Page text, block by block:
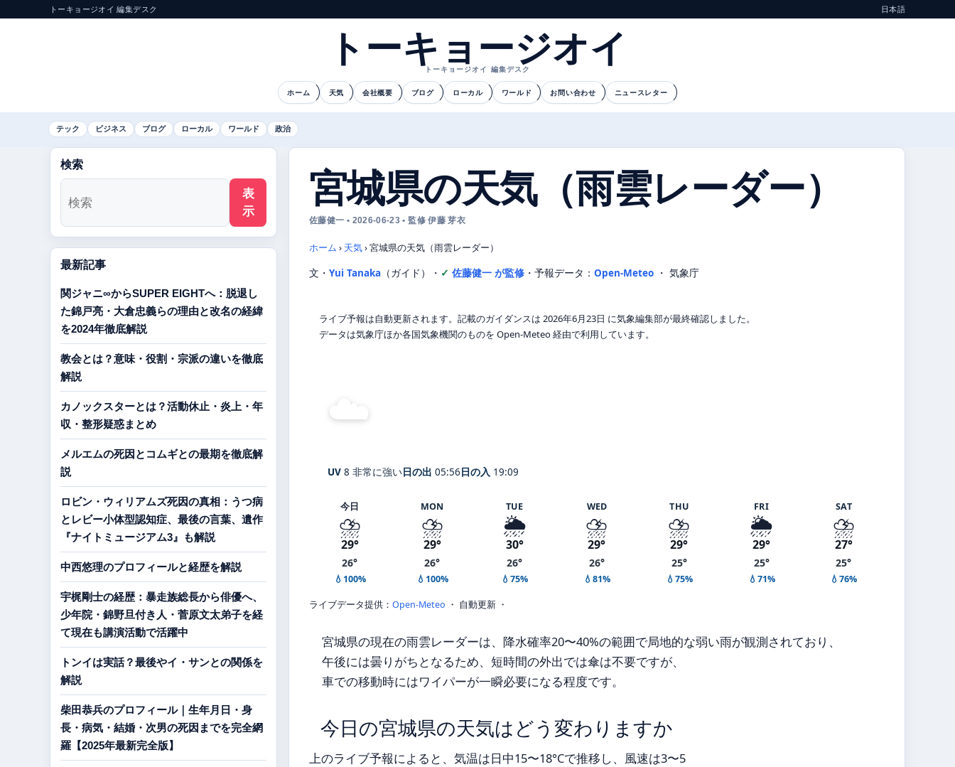
トーキョージオイ 編集デスク 日本語
トーキョージオイ
トーキョージオイ 編集デスク
ホーム 天気 会社概要 ブログ ローカル ワールド お問い合わせ ニュースレター
テック ビジネス ブログ ローカル ワールド 政治
宮城県の天気（雨雲レーダー）
佐藤健一 • 2026-06-23 • 監修 伊藤 芽衣
ホーム › 天気›宮城県の天気（雨雲レーダー）
文・ Yui Tanaka （ガイド） ・ 佐藤健一 が監修 ・ 予報データ： Open-Meteo ・ 気象庁
ライブ予報は自動更新されます。記載のガイダンスは 2026年6月23日 に気象編集部が最終確認しました。
データは気象庁ほか各国気象機関のものを Open-Meteo 経由で利用しています。
☁️
UV 8 非常に強い日の出 05:56日の入 19:09
今日
⛈️
29°
26°
💧100%
MON
⛈️
29°
26°
💧100%
TUE
🌦️
30°
26°
💧75%
WED
⛈️
29°
26°
💧81%
THU
⛈️
29°
25°
💧75%
FRI
🌦️
29°
25°
💧71%
SAT
⛈️
27°
25°
💧76%
ライブデータ提供： Open-Meteo ・ 自動更新 ・
宮城県の現在の雨雲レーダーは、降水確率20〜40%の範囲で局地的な弱い雨が観測されており、
午後には曇りがちとなるため、短時間の外出では傘は不要ですが、
車での移動時にはワイパーが一瞬必要になる程度です。
今日の宮城県の天気はどう変わりますか
上のライブ予報によると、気温は日中15〜18°Cで推移し、風速は3〜5
検索
表
示
最新記事
関ジャニ∞からSUPER EIGHTへ：脱退し
た錦戸亮・大倉忠義らの理由と改名の経緯
を2024年徹底解説
教会とは？意味・役割・宗派の違いを徹底
解説
カノックスターとは？活動休止・炎上・年
収・整形疑惑まとめ
メルエムの死因とコムギとの最期を徹底解
説
ロビン・ウィリアムズ死因の真相：うつ病
とレビー小体型認知症、最後の言葉、遺作
『ナイトミュージアム3』も解説
中西悠理のプロフィールと経歴を解説
宇梶剛士の経歴：暴走族総長から俳優へ、
少年院・錦野旦付き人・菅原文太弟子を経
て現在も講演活動で活躍中
トンイは実話？最後やイ・サンとの関係を
解説
柴田恭兵のプロフィール｜生年月日・身
長・病気・結婚・次男の死因までを完全網
羅【2025年最新完全版】